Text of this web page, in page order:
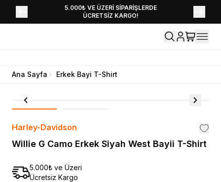
5.000₺ VE ÜZERİ SİPARİŞLERDE
ÜCRETSİZ KARGO!
YENİ SEZON KOLEKSİYONU EKLENDİ,
HEMEN KEŞFET!
Ana Sayfa Erkek Bayi T-Shirt
Harley-Davidson
Willie G Camo Erkek Siyah West Bayii T-Shirt
5.000₺ ve Üzeri
Ücretsiz Kargo